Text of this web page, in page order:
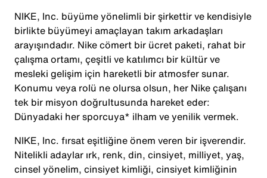
NIKE, Inc. büyüme yönelimli bir şirkettir ve kendisiyle
birlikte büyümeyi amaçlayan takım arkadaşları
arayışındadır. Nike cömert bir ücret paketi, rahat bir
çalışma ortamı, çeşitli ve katılımcı bir kültür ve
mesleki gelişim için hareketli bir atmosfer sunar.
Konumu veya rolü ne olursa olsun, her Nike çalışanı
tek bir misyon doğrultusunda hareket eder:
Dünyadaki her sporcuya* ilham ve yenilik vermek.
NIKE, Inc. fırsat eşitliğine önem veren bir işverendir.
Nitelikli adaylar ırk, renk, din, cinsiyet, milliyet, yaş,
cinsel yönelim, cinsiyet kimliği, cinsiyet kimliğinin